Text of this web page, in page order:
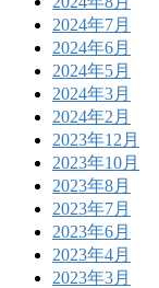
2024年7月
2024年6月
2024年5月
2024年3月
2024年2月
2023年12月
2023年10月
2023年8月
2023年7月
2023年6月
2023年4月
2023年3月